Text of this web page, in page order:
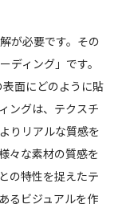
が必要です。その
ディング」です。
面にどのように貼
ングは、テクスチ
りリアルな質感を
々な素材の質感を
の特性を捉えたテ
るビジュアルを作